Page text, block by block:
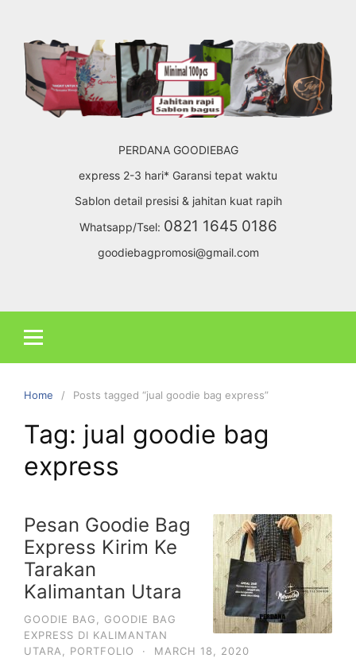
content
PERDANA GOODIEBAG
express 2-3 hari* Garansi tepat waktu
Sablon detail presisi & jahitan kuat rapih
Whatsapp/Tsel: 0821 1645 0186
goodiebagpromosi@gmail.com
Home Posts tagged “jual goodie bag express”
Tag: jual goodie bag
express
Pesan Goodie Bag
Express Kirim Ke
Tarakan
Kalimantan Utara
GOODIE BAG
GOODIE BAG
EXPRESS DI KALIMANTAN
UTARA
PORTFOLIO · MARCH 18, 2020